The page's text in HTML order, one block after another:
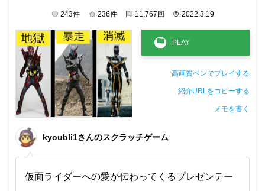
243件 236件 11,767 回 © 2022.3.19
高画質ペンでプレイする
紹介URLをコピーする
メモを書く
kyoubli1さんのスクラッチゲーム
仮面ライダーへの愛が伝わってくるプレゼンテー